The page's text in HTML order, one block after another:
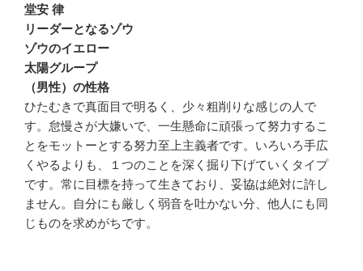
堂安 律
リーダーとなるゾウ
ゾウのイエロー
太陽グループ
（男性）の性格
ひたむきで真面目で明るく、少々粗削りな感じの人で
す。怠慢さが大嫌いで、一生懸命に頑張って努力するこ
とをモットーとする努力至上主義者です。いろいろ手広
くやるよりも、１つのことを深く掘り下げていくタイプ
です。常に目標を持って生きており、妥協は絶対に許し
ません。自分にも厳しく弱音を吐かない分、他人にも同
じものを求めがちです。